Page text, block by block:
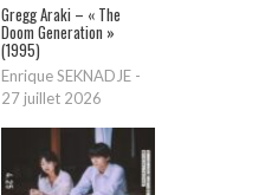
Gregg Araki – « The
Doom Generation »
(1995)
Enrique SEKNADJE -
27 juillet 2026